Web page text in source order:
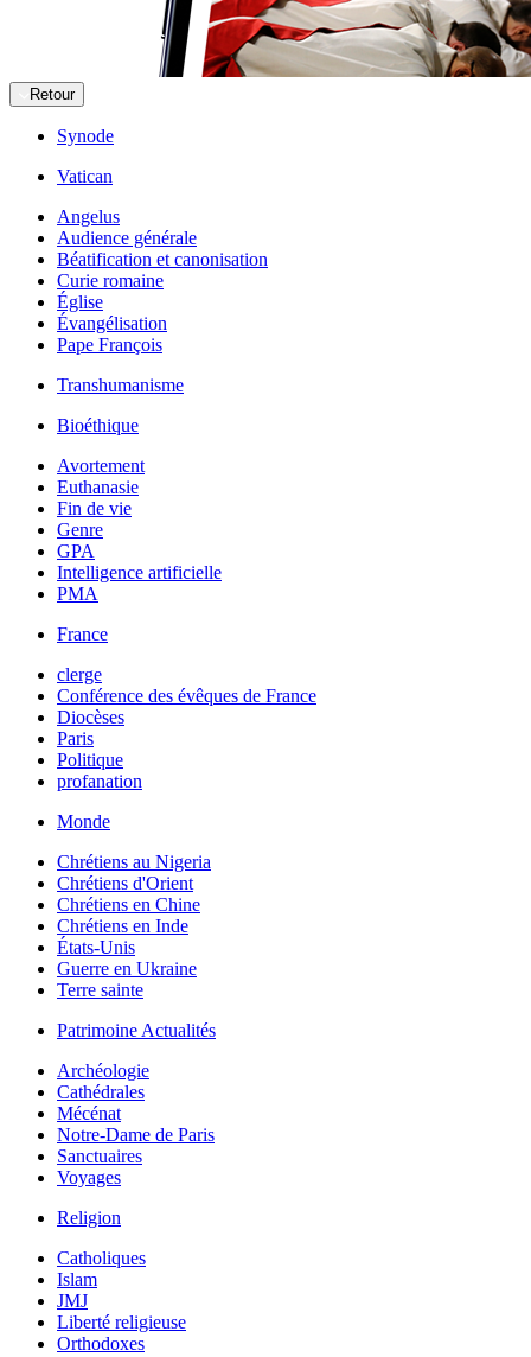
Retour
Synode
Vatican
Angelus
Audience générale
Béatification et canonisation
Curie romaine
Église
Évangélisation
Pape François
Transhumanisme
Bioéthique
Avortement
Euthanasie
Fin de vie
Genre
GPA
Intelligence artificielle
PMA
France
clerge
Conférence des évêques de France
Diocèses
Paris
Politique
profanation
Monde
Chrétiens au Nigeria
Chrétiens d'Orient
Chrétiens en Chine
Chrétiens en Inde
États-Unis
Guerre en Ukraine
Terre sainte
Patrimoine Actualités
Archéologie
Cathédrales
Mécénat
Notre-Dame de Paris
Sanctuaires
Voyages
Religion
Catholiques
Islam
JMJ
Liberté religieuse
Orthodoxes